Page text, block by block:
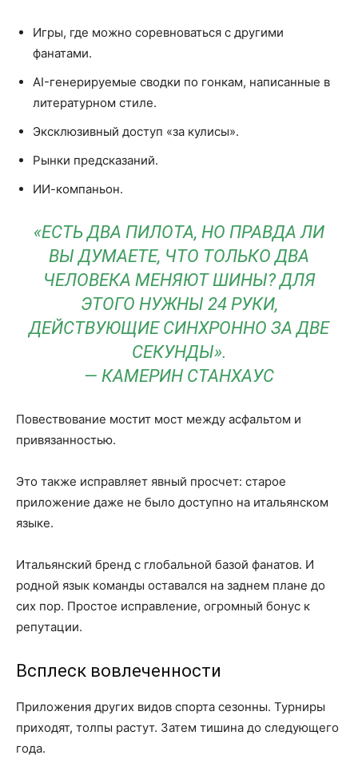
Игры, где можно соревноваться с другими
фанатами.
AI-генерируемые сводки по гонкам, написанные в
литературном стиле.
Эксклюзивный доступ «за кулисы».
Рынки предсказаний.
ИИ-компаньон.
«ЕСТЬ ДВА ПИЛОТА, НО ПРАВДА ЛИ
ВЫ ДУМАЕТЕ, ЧТО ТОЛЬКО ДВА
ЧЕЛОВЕКА МЕНЯЮТ ШИНЫ? ДЛЯ
ЭТОГО НУЖНЫ 24 РУКИ,
ДЕЙСТВУЮЩИЕ СИНХРОННО ЗА ДВЕ
СЕКУНДЫ».
— КАМЕРИН СТАНХАУС
Повествование мостит мост между асфальтом и
привязанностью.
Это также исправляет явный просчет: старое
приложение даже не было доступно на итальянском
языке.
Итальянский бренд с глобальной базой фанатов. И
родной язык команды оставался на заднем плане до
сих пор. Простое исправление, огромный бонус к
репутации.
Всплеск вовлеченности
Приложения других видов спорта сезонны. Турниры
приходят, толпы растут. Затем тишина до следующего
года.